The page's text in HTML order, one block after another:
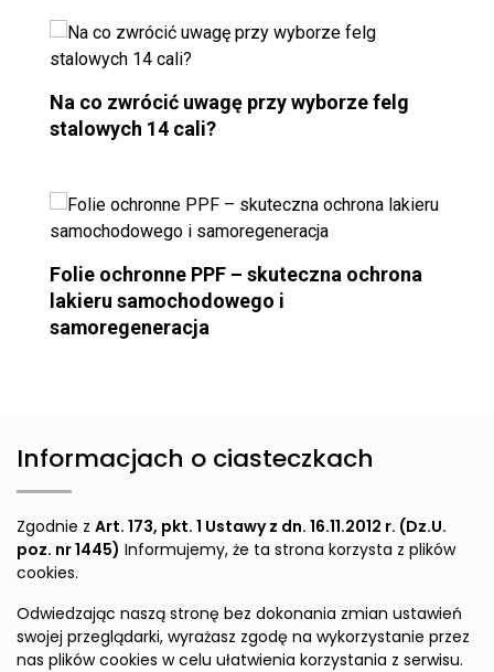
Na co zwrócić uwagę przy wyborze felg
stalowych 14 cali?
Folie ochronne PPF – skuteczna ochrona
lakieru samochodowego i
samoregeneracja
Informacjach o ciasteczkach
Zgodnie z Art. 173, pkt. 1 Ustawy z dn. 16.11.2012 r. (Dz.U.
poz. nr 1445) Informujemy, że ta strona korzysta z plików
cookies.
Odwiedzając naszą stronę bez dokonania zmian ustawień
swojej przeglądarki, wyrażasz zgodę na wykorzystanie przez
nas plików cookies w celu ułatwienia korzystania z serwisu.